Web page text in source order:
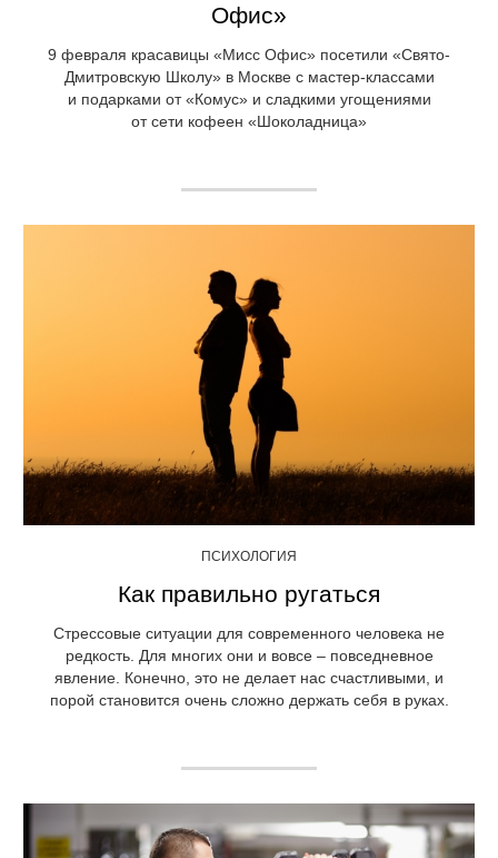
Офис»
9 февраля красавицы «Мисс Офис» посетили «Свято-
Дмитровскую Школу» в Москве с мастер-классами
и подарками от «Комус» и сладкими угощениями
от сети кофеен «Шоколадница»
ПСИХОЛОГИЯ
Как правильно ругаться
Стрессовые ситуации для современного человека не
редкость. Для многих они и вовсе – повседневное
явление. Конечно, это не делает нас счастливыми, и
порой становится очень сложно держать себя в руках.